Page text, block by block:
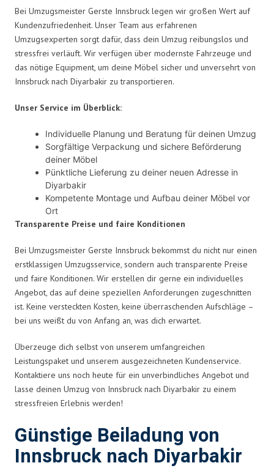
Bei Umzugsmeister Gerste Innsbruck legen wir großen Wert auf
Kundenzufriedenheit. Unser Team aus erfahrenen
Umzugsexperten sorgt dafür, dass dein Umzug reibungslos und
stressfrei verläuft. Wir verfügen über modernste Fahrzeuge und
das nötige Equipment, um deine Möbel sicher und unversehrt von
Innsbruck nach Diyarbakir zu transportieren.
Unser Service im Überblick:
Individuelle Planung und Beratung für deinen Umzug
Sorgfältige Verpackung und sichere Beförderung
deiner Möbel
Pünktliche Lieferung zu deiner neuen Adresse in
Diyarbakir
Kompetente Montage und Aufbau deiner Möbel vor
Ort
Transparente Preise und faire Konditionen
Bei Umzugsmeister Gerste Innsbruck bekommst du nicht nur einen
erstklassigen Umzugsservice, sondern auch transparente Preise
und faire Konditionen. Wir erstellen dir gerne ein individuelles
Angebot, das auf deine speziellen Anforderungen zugeschnitten
ist. Keine versteckten Kosten, keine überraschenden Aufschläge –
bei uns weißt du von Anfang an, was dich erwartet.
Überzeuge dich selbst von unserem umfangreichen
Leistungspaket und unserem ausgezeichneten Kundenservice.
Kontaktiere uns noch heute für ein unverbindliches Angebot und
lasse deinen Umzug von Innsbruck nach Diyarbakir zu einem
stressfreien Erlebnis werden!
Günstige Beiladung von
Innsbruck nach Diyarbakir